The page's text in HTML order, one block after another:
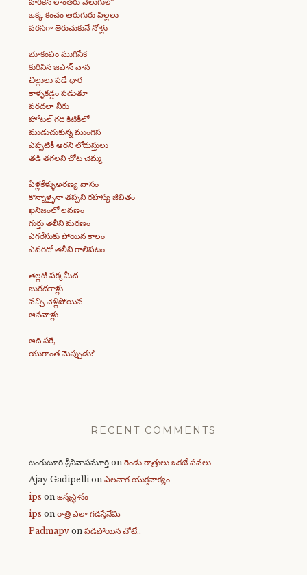
ఒక్క కంచం ఆరుగురు పిల్లలు
వరసగా తెరుచుకునే నోళ్లు
భూకంపం ముగిసేక
కురిసిన జపాన్ వాన
చిల్లులు పడే ధార
కాళ్ళకడ్డం పడుతూ
వరదలా నీరు
హోటల్ గది కిటికీలో
ముడుచుకున్న ముంగిస
ఎప్పటికీ ఆరని లోదుస్తులు
తడి తగలని చోట చెమ్మ
ఏళ్లకేళ్ళుఅరణ్య వాసం
కొన్నాళ్ళైనా తప్పని రహస్య జీవితం
ఖనిజంలో లవణం
గుర్తు తెలీని మరణం
ఎగరేసుకు పోయిన కాలం
ఎవరిదో తెలీని గాలిపటం
తెల్లటి పక్కమీద
బురదకాళ్లు
వచ్చి వెళ్లిపోయిన
ఆనవాళ్లు
అది సరే,
యుగాంత మెప్పుడు?
RECENT COMMENTS
టంగుటూరి శ్రీనివాసమూర్తి on రెండు రాత్రులు ఒకటే పవలు
Ajay Gadipellion ఎలనాగ యుక్తవాక్యం
ips on జన్మస్థానం
ips on రాత్రి ఎలా గడిస్తేనేమి
Padmapv on పడిపోయిన చోటే..